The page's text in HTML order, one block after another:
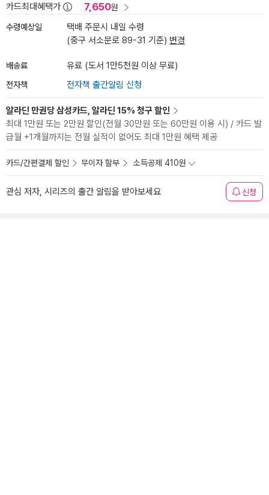
카드최대혜택가 7,650원
수령예상일
택배 주문시 내일 수령
(중구 서소문로 89-31 기준) 변경
배송료 유료 (도서 1만5천원 이상 무료)
전자책 전자책 출간알림 신청
알라딘 만권당 삼성카드, 알라딘 15% 청구 할인
최대 1만원 또는 2만원 할인(전월 30만원 또는 60만원 이용 시) / 카드 발
급월 +1개월까지는 전월 실적이 없어도 최대 1만원 혜택 제공
카드/간편결제 할인 무이자 할부 소득공제 410원
관심 저자, 시리즈의 출간 알림을 받아보세요 신청